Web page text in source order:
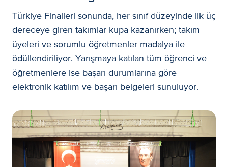
Türkiye Finalleri sonunda, her sınıf düzeyinde ilk üç
dereceye giren takımlar kupa kazanırken; takım
üyeleri ve sorumlu öğretmenler madalya ile
ödüllendiriliyor. Yarışmaya katılan tüm öğrenci ve
öğretmenlere ise başarı durumlarına göre
elektronik katılım ve başarı belgeleri sunuluyor.